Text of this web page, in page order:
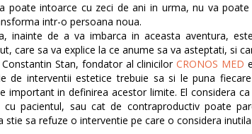
poate intoarce cu zeci de ani in urma, nu va
intr-o persoana noua.
inainte de a va imbarca in aceasta aventura,
care sa va explice la ce anume sa va asteptati, si
Stan, fondator al clinicilorCRONOS MED
de interventii estetice trebuie sa si le puna
important in definirea acestor limite. El considera
cu pacientul, sau cat de contraproductiv poate
stie sa refuze o interventie pe care o considera